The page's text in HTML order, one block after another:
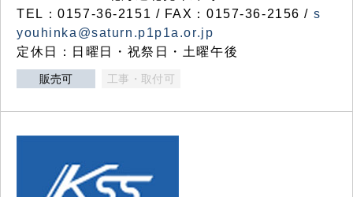
TEL：0157-36-2151 / FAX：0157-36-2156 / s
youhinka@saturn.p1p1a.or.jp
定休日：日曜日・祝祭日・土曜午後
販売可 工事・取付可